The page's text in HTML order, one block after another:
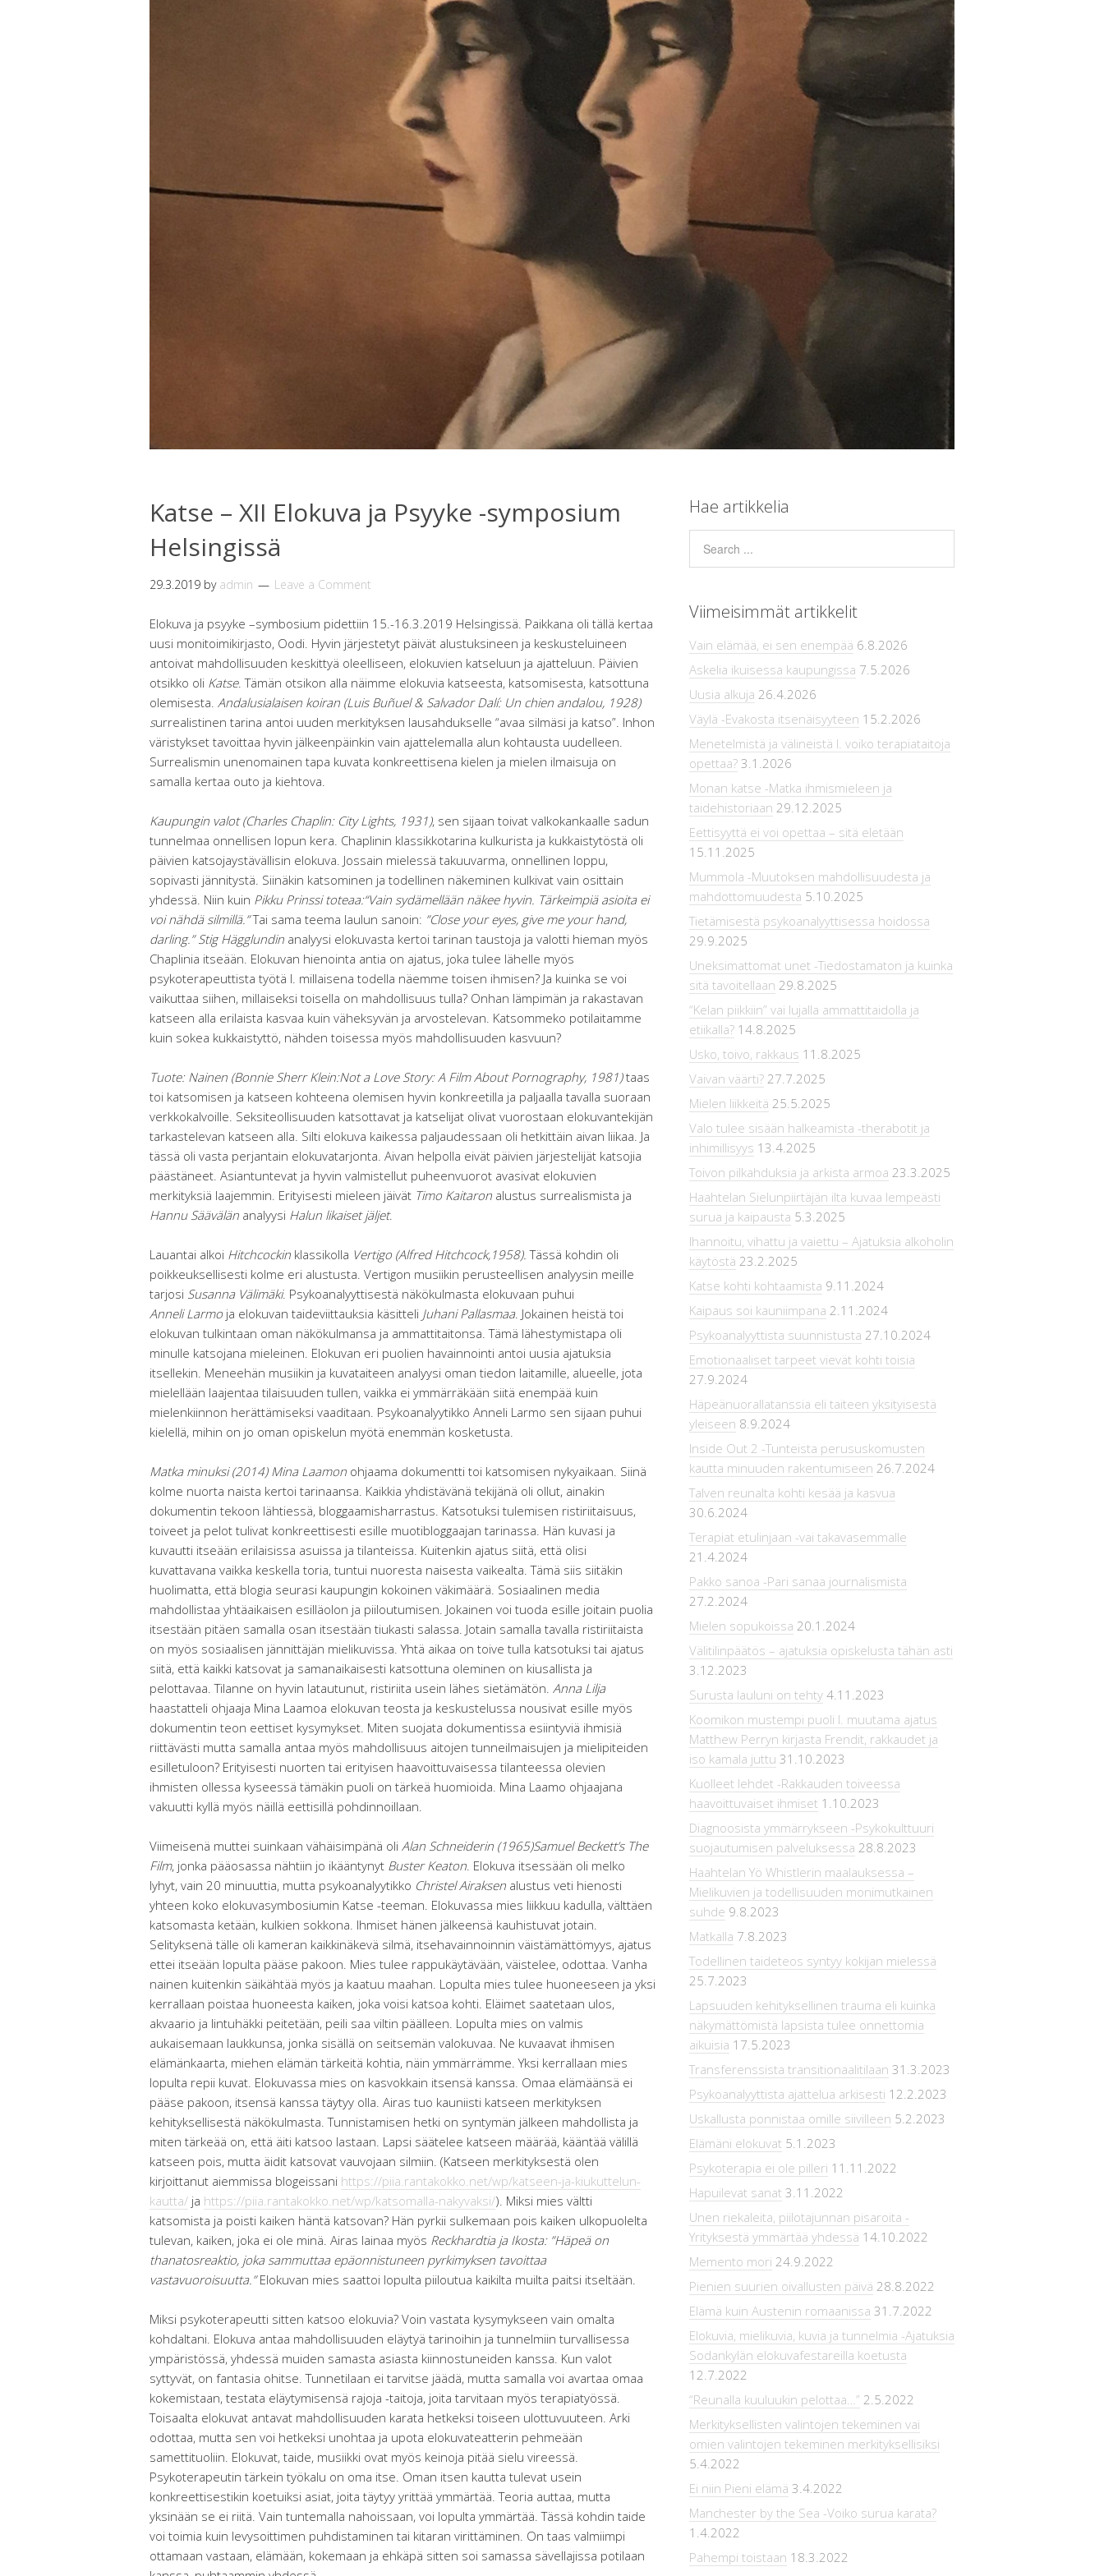
Katse – XII Elokuva ja Psyyke -symposium
Helsingissä
29.3.2019 by admin Leave a Comment
Elokuva ja psyyke –symbosium pidettiin 15.-16.3.2019 Helsingissä. Paikkana oli tällä kertaa
uusi monitoimikirjasto, Oodi. Hyvin järjestetyt päivät alustuksineen ja keskusteluineen
antoivat mahdollisuuden keskittyä oleelliseen, elokuvien katseluun ja ajatteluun. Päivien
otsikko oli Katse. Tämän otsikon alla näimme elokuvia katseesta, katsomisesta, katsottuna
olemisesta. Andalusialaisen koiran (Luis Buñuel & Salvador Dalí: Un chien andalou, 1928)
surrealistinen tarina antoi uuden merkityksen lausahdukselle “avaa silmäsi ja katso”. Inhon
väristykset tavoittaa hyvin jälkeenpäinkin vain ajattelemalla alun kohtausta uudelleen.
Surrealismin unenomainen tapa kuvata konkreettisena kielen ja mielen ilmaisuja on
samalla kertaa outo ja kiehtova.
Kaupungin valot(Charles Chaplin: City Lights, 1931), sen sijaan toivat valkokankaalle sadun
tunnelmaa onnellisen lopun kera. Chaplinin klassikkotarina kulkurista ja kukkaistytöstä oli
päivien katsojaystävällisin elokuva. Jossain mielessä takuuvarma, onnellinen loppu,
sopivasti jännitystä. Siinäkin katsominen ja todellinen näkeminen kulkivat vain osittain
yhdessä. Niin kuin Pikku Prinssi toteaa:“Vain sydämellään näkee hyvin. Tärkeimpiä asioita ei
voi nähdä silmillä.”Tai sama teema laulun sanoin: ”Close your eyes, give me your hand,
darling.” Stig Hägglundin analyysi elokuvasta kertoi tarinan taustoja ja valotti hieman myös
Chaplinia itseään. Elokuvan hienointa antia on ajatus, joka tulee lähelle myös
psykoterapeuttista työtä l. millaisena todella näemme toisen ihmisen? Ja kuinka se voi
vaikuttaa siihen, millaiseksi toisella on mahdollisuus tulla? Onhan lämpimän ja rakastavan
katseen alla erilaista kasvaa kuin väheksyvän ja arvostelevan. Katsommeko potilaitamme
kuin sokea kukkaistyttö, nähden toisessa myös mahdollisuuden kasvuun?
Tuote: Nainen (Bonnie Sherr Klein:Not a Love Story: A Film About Pornography, 1981)taas
toi katsomisen ja katseen kohteena olemisen hyvin konkreetilla ja paljaalla tavalla suoraan
verkkokalvoille. Seksiteollisuuden katsottavat ja katselijat olivat vuorostaan elokuvantekijän
tarkastelevan katseen alla. Silti elokuva kaikessa paljaudessaan oli hetkittäin aivan liikaa. Ja
tässä oli vasta perjantain elokuvatarjonta. Aivan helpolla eivät päivien järjestelijät katsojia
päästäneet. Asiantuntevat ja hyvin valmistellut puheenvuorot avasivat elokuvien
merkityksiä laajemmin. Erityisesti mieleen jäivät Timo Kaitaron alustus surrealismista ja
Hannu Säävälän analyysi Halun likaiset jäljet.
Lauantai alkoi Hitchcockin klassikolla Vertigo (Alfred Hitchcock,1958). Tässä kohdin oli
poikkeuksellisesti kolme eri alustusta. Vertigon musiikin perusteellisen analyysin meille
tarjosi Susanna Välimäki. Psykoanalyyttisestä näkökulmasta elokuvaan puhui
Anneli Larmo ja elokuvan taideviittauksia käsitteli Juhani Pallasmaa. Jokainen heistä toi
elokuvan tulkintaan oman näkökulmansa ja ammattitaitonsa. Tämä lähestymistapa oli
minulle katsojana mieleinen. Elokuvan eri puolien havainnointi antoi uusia ajatuksia
itsellekin. Meneehän musiikin ja kuvataiteen analyysi oman tiedon laitamille, alueelle, jota
mielellään laajentaa tilaisuuden tullen, vaikka ei ymmärräkään siitä enempää kuin
mielenkiinnon herättämiseksi vaaditaan. Psykoanalyytikko Anneli Larmo sen sijaan puhui
kielellä, mihin on jo oman opiskelun myötä enemmän kosketusta.
Matka minuksi (2014) Mina Laamon ohjaama dokumentti toi katsomisen nykyaikaan. Siinä
kolme nuorta naista kertoi tarinaansa. Kaikkia yhdistävänä tekijänä oli ollut, ainakin
dokumentin tekoon lähtiessä, bloggaamisharrastus. Katsotuksi tulemisen ristiriitaisuus,
toiveet ja pelot tulivat konkreettisesti esille muotibloggaajan tarinassa. Hän kuvasi ja
kuvautti itseään erilaisissa asuissa ja tilanteissa. Kuitenkin ajatus siitä, että olisi
kuvattavana vaikka keskella toria, tuntui nuoresta naisesta vaikealta. Tämä siis siitäkin
huolimatta, että blogia seurasi kaupungin kokoinen väkimäärä. Sosiaalinen media
mahdollistaa yhtäaikaisen esilläolon ja piiloutumisen. Jokainen voi tuoda esille joitain puolia
itsestään pitäen samalla osan itsestään tiukasti salassa. Jotain samalla tavalla ristiriitaista
on myös sosiaalisen jännittäjän mielikuvissa. Yhtä aikaa on toive tulla katsotuksi tai ajatus
siitä, että kaikki katsovat ja samanaikaisesti katsottuna oleminen on kiusallista ja
pelottavaa. Tilanne on hyvin latautunut, ristiriita usein lähes sietämätön. Anna Lilja
haastatteli ohjaaja Mina Laamoa elokuvan teosta ja keskustelussa nousivat esille myös
dokumentin teon eettiset kysymykset. Miten suojata dokumentissa esiintyviä ihmisiä
riittävästi mutta samalla antaa myös mahdollisuus aitojen tunneilmaisujen ja mielipiteiden
esilletuloon? Erityisesti nuorten tai erityisen haavoittuvaisessa tilanteessa olevien
ihmisten ollessa kyseessä tämäkin puoli on tärkeä huomioida. Mina Laamo ohjaajana
vakuutti kyllä myös näillä eettisillä pohdinnoillaan.
Viimeisenä muttei suinkaan vähäisimpänä oli Alan Schneiderin (1965)Samuel Beckett’s The
Film, jonka pääosassa nähtiin jo ikääntynyt Buster Keaton. Elokuva itsessään oli melko
lyhyt, vain 20 minuuttia, mutta psykoanalyytikko Christel Airaksen alustus veti hienosti
yhteen koko elokuvasymbosiumin Katse -teeman. Elokuvassa mies liikkuu kadulla, välttäen
katsomasta ketään, kulkien sokkona. Ihmiset hänen jälkeensä kauhistuvat jotain.
Selityksenä tälle oli kameran kaikkinäkevä silmä, itsehavainnoinnin väistämättömyys, ajatus
ettei itseään lopulta pääse pakoon. Mies tulee rappukäytävään, väistelee, odottaa. Vanha
nainen kuitenkin säikähtää myös ja kaatuu maahan. Lopulta mies tulee huoneeseen ja yksi
kerrallaan poistaa huoneesta kaiken, joka voisi katsoa kohti. Eläimet saatetaan ulos,
akvaario ja lintuhäkki peitetään, peili saa viltin päälleen. Lopulta mies on valmis
aukaisemaan laukkunsa, jonka sisällä on seitsemän valokuvaa. Ne kuvaavat ihmisen
elämänkaarta, miehen elämän tärkeitä kohtia, näin ymmärrämme. Yksi kerrallaan mies
lopulta repii kuvat. Elokuvassa mies on kasvokkain itsensä kanssa. Omaa elämäänsä ei
pääse pakoon, itsensä kanssa täytyy olla. Airas tuo kauniisti katseen merkityksen
kehityksellisestä näkökulmasta. Tunnistamisen hetki on syntymän jälkeen mahdollista ja
miten tärkeää on, että äiti katsoo lastaan. Lapsi säätelee katseen määrää, kääntää välillä
katseen pois, mutta äidit katsovat vauvojaan silmiin. (Katseen merkityksestä olen
kirjoittanut aiemmissa blogeissani https://piia.rantakokko.net/wp/katseen-ja-kiukuttelun-
kautta/ ja https://piia.rantakokko.net/wp/katsomalla-nakyvaksi/). Miksi mies vältti
katsomista ja poisti kaiken häntä katsovan? Hän pyrkii sulkemaan pois kaiken ulkopuolelta
tulevan, kaiken, joka ei ole minä. Airas lainaa myös Reckhardtia ja Ikosta: ”Häpeä on
thanatosreaktio, joka sammuttaa epäonnistuneen pyrkimyksen tavoittaa
vastavuoroisuutta.”Elokuvan mies saattoi lopulta piiloutua kaikilta muilta paitsi itseltään.
Miksi psykoterapeutti sitten katsoo elokuvia? Voin vastata kysymykseen vain omalta
kohdaltani. Elokuva antaa mahdollisuuden eläytyä tarinoihin ja tunnelmiin turvallisessa
ympäristössä, yhdessä muiden samasta asiasta kiinnostuneiden kanssa. Kun valot
syttyvät, on fantasia ohitse. Tunnetilaan ei tarvitse jäädä, mutta samalla voi avartaa omaa
kokemistaan, testata eläytymisensä rajoja -taitoja, joita tarvitaan myös terapiatyössä.
Toisaalta elokuvat antavat mahdollisuuden karata hetkeksi toiseen ulottuvuuteen. Arki
odottaa, mutta sen voi hetkeksi unohtaa ja upota elokuvateatterin pehmeään
samettituoliin. Elokuvat, taide, musiikki ovat myös keinoja pitää sielu vireessä.
Psykoterapeutin tärkein työkalu on oma itse. Oman itsen kautta tulevat usein
konkreettisestikin koetuiksi asiat, joita täytyy yrittää ymmärtää. Teoria auttaa, mutta
yksinään se ei riitä. Vain tuntemalla nahoissaan, voi lopulta ymmärtää. Tässä kohdin taide
voi toimia kuin levysoittimen puhdistaminen tai kitaran virittäminen. On taas valmiimpi
ottamaan vastaan, elämään, kokemaan ja ehkäpä sitten soi samassa sävellajissa potilaan
Hae artikkelia
Viimeisimmät artikkelit
Vain elämää, ei sen enempää 6.8.2026
Askelia ikuisessa kaupungissa 7.5.2026
Uusia alkuja 26.4.2026
Väylä -Evakosta itsenäisyyteen 15.2.2026
Menetelmistä ja välineistä l. voiko terapiataitoja
opettaa? 3.1.2026
Monan katse -Matka ihmismieleen ja
taidehistoriaan 29.12.2025
Eettisyyttä ei voi opettaa – sitä eletään
15.11.2025
Mummola -Muutoksen mahdollisuudesta ja
mahdottomuudesta 5.10.2025
Tietämisestä psykoanalyyttisessa hoidossa
29.9.2025
Uneksimattomat unet -Tiedostamaton ja kuinka
sitä tavoitellaan 29.8.2025
“Kelan piikkiin” vai lujalla ammattitaidolla ja
etiikalla? 14.8.2025
Usko, toivo, rakkaus 11.8.2025
Vaivan väärti? 27.7.2025
Mielen liikkeitä 25.5.2025
Valo tulee sisään halkeamista -therabotit ja
inhimillisyys 13.4.2025
Toivon pilkahduksia ja arkista armoa 23.3.2025
Haahtelan Sielunpiirtäjän ilta kuvaa lempeästi
surua ja kaipausta 5.3.2025
Ihannoitu, vihattu ja vaiettu – Ajatuksia alkoholin
käytöstä 23.2.2025
Katse kohti kohtaamista 9.11.2024
Kaipaus soi kauniimpana 2.11.2024
Psykoanalyyttista suunnistusta 27.10.2024
Emotionaaliset tarpeet vievät kohti toisia
27.9.2024
Häpeänuorallatanssia eli taiteen yksityisestä
yleiseen 8.9.2024
Inside Out 2 -Tunteista perususkomusten
kautta minuuden rakentumiseen 26.7.2024
Talven reunalta kohti kesää ja kasvua
30.6.2024
Terapiat etulinjaan -vai takavasemmalle
21.4.2024
Pakko sanoa -Pari sanaa journalismista
27.2.2024
Mielen sopukoissa 20.1.2024
Välitilinpäätös – ajatuksia opiskelusta tähän asti
3.12.2023
Surusta lauluni on tehty 4.11.2023
Koomikon mustempi puoli l. muutama ajatus
Matthew Perryn kirjasta Frendit, rakkaudet ja
iso kamala juttu 31.10.2023
Kuolleet lehdet -Rakkauden toiveessa
haavoittuvaiset ihmiset 1.10.2023
Diagnoosista ymmärrykseen -Psykokulttuuri
suojautumisen palveluksessa 28.8.2023
Haahtelan Yö Whistlerin maalauksessa –
Mielikuvien ja todellisuuden monimutkainen
suhde 9.8.2023
Matkalla 7.8.2023
Todellinen taideteos syntyy kokijan mielessä
25.7.2023
Lapsuuden kehityksellinen trauma eli kuinka
näkymättömistä lapsista tulee onnettomia
aikuisia 17.5.2023
Transferenssista transitionaalitilaan 31.3.2023
Psykoanalyyttista ajattelua arkisesti 12.2.2023
Uskallusta ponnistaa omille siivilleen 5.2.2023
Elämäni elokuvat 5.1.2023
Psykoterapia ei ole pilleri 11.11.2022
Hapuilevat sanat 3.11.2022
Unen riekaleita, piilotajunnan pisaroita -
Yrityksestä ymmärtää yhdessä 14.10.2022
Memento mori 24.9.2022
Pienien suurien oivallusten päivä 28.8.2022
Elämä kuin Austenin romaanissa 31.7.2022
Elokuvia, mielikuvia, kuvia ja tunnelmia -Ajatuksia
Sodankylän elokuvafestareilla koetusta
12.7.2022
“Reunalla kuuluukin pelottaa…” 2.5.2022
Merkityksellisten valintojen tekeminen vai
omien valintojen tekeminen merkityksellisiksi
5.4.2022
Ei niin Pieni elämä 3.4.2022
Manchester by the Sea -Voiko surua karata?
1.4.2022
Pahempi toistaan 18.3.2022